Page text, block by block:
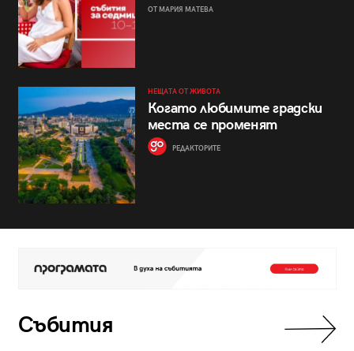
ОТ МАРИЯ МАТЕВА
НЕЩАТА ОТ ЖИВОТА
Когато любимите градски
места се променят
РЕДАКТОРИТЕ
Събития